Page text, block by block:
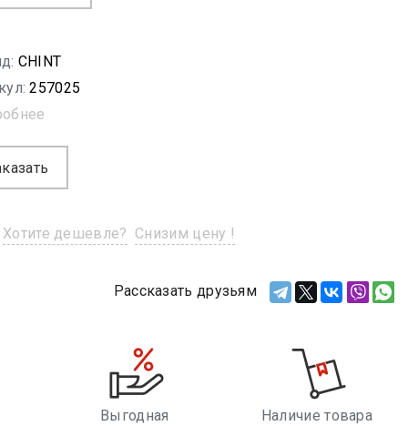
CHINT
257025
Хотите дешевле? Снизим цену !
Рассказать друзьям
Выгодная
Наличие товара